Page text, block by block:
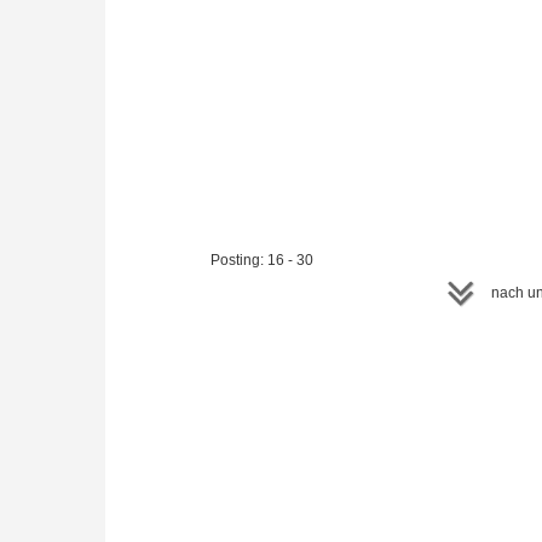
Posting: 16 - 30
nach